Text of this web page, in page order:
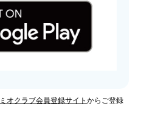
ミオクラブ会員登録サイト からご登録